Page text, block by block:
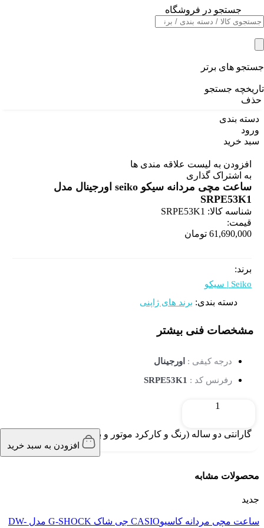
جستجو در فروشگاه
جستجو های برتر
تاریخچه جستجو
حذف
خانه /
ساعت مچی مردانه سیکو seiko اورجینال مدل SRPE53K1
دسته بندی
ورود
سبد خرید
افزودن به لیست علاقه مندی ها
به اشتراک گذاری
ساعت مچی مردانه سیکو seiko اورجینال مدل
SRPE53K1
شناسه کالا: SRPE53K1
قیمت:
61,690,000 تومان
برند:
Seiko | سیکو
دسته بندی: برند های ژاپنی
مشخصات فنی بیشتر
درجه کیفی : اورجینال
رفرنس کد : SRPE53K1
افزودن به سبد خرید
گارانتی دو ساله (رنگ و کارکرد موتور و باطری)
محصولات مشابه
جدید
ساعت مچی مردانه کاسیوCASIO جی شاک G-SHOCK مدل DW-